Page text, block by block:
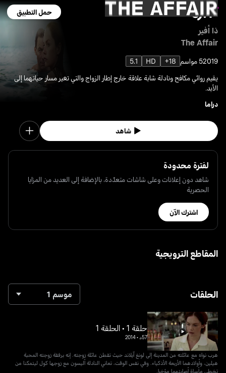
حمل التطبيق
ذا أفير
The Affair
20195 مواسم 18+
HD
5.1
يقيم روائي مكافح ونادلة شابة علاقة خارج إطار الزواج والتي تغير مسار حياتهما إلى
الأبد.
دراما
شاهد
لفترة محدودة
شاهد دون إعلانات وعلى شاشات متعدّدة، بالإضافة إلى العديد من المزايا
الحصرية
اشترك الآن
المقاطع الترويجية
الحلقات موسم 1
حلقة 1 • الحلقة 1
57د •
2014
هرب نواه مع عائلته من المدينة إلى لونغ آيلاند حيث تقطن عائلة زوجته. إنه برفقة زوجته المحبة
هيلين، وأولادهما الأربعة الأذكياء. وفي نفس الوقت، تعاني النادلة أليسون مع زوجها كول ليتمكنا من
تخطي مأساة أصابتهما مؤخرا.